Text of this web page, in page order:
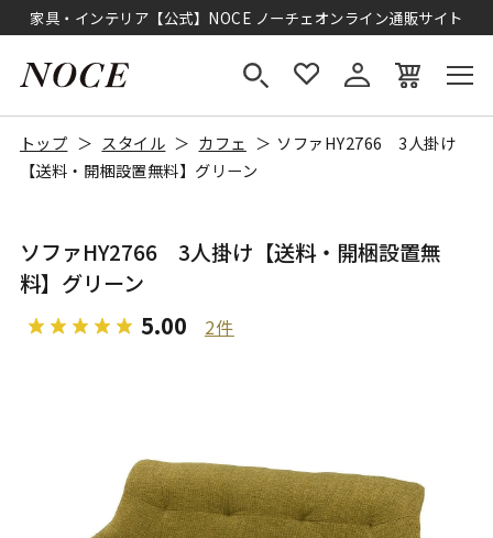
家具・インテリア【公式】NOCE ノーチェオンライン通販サイト
トップ スタイル カフェ
ソファHY2766 3人掛け
【送料・開梱設置無料】グリーン
ソファHY2766 3人掛け【送料・開梱設置無
料】グリーン
5.00 2件